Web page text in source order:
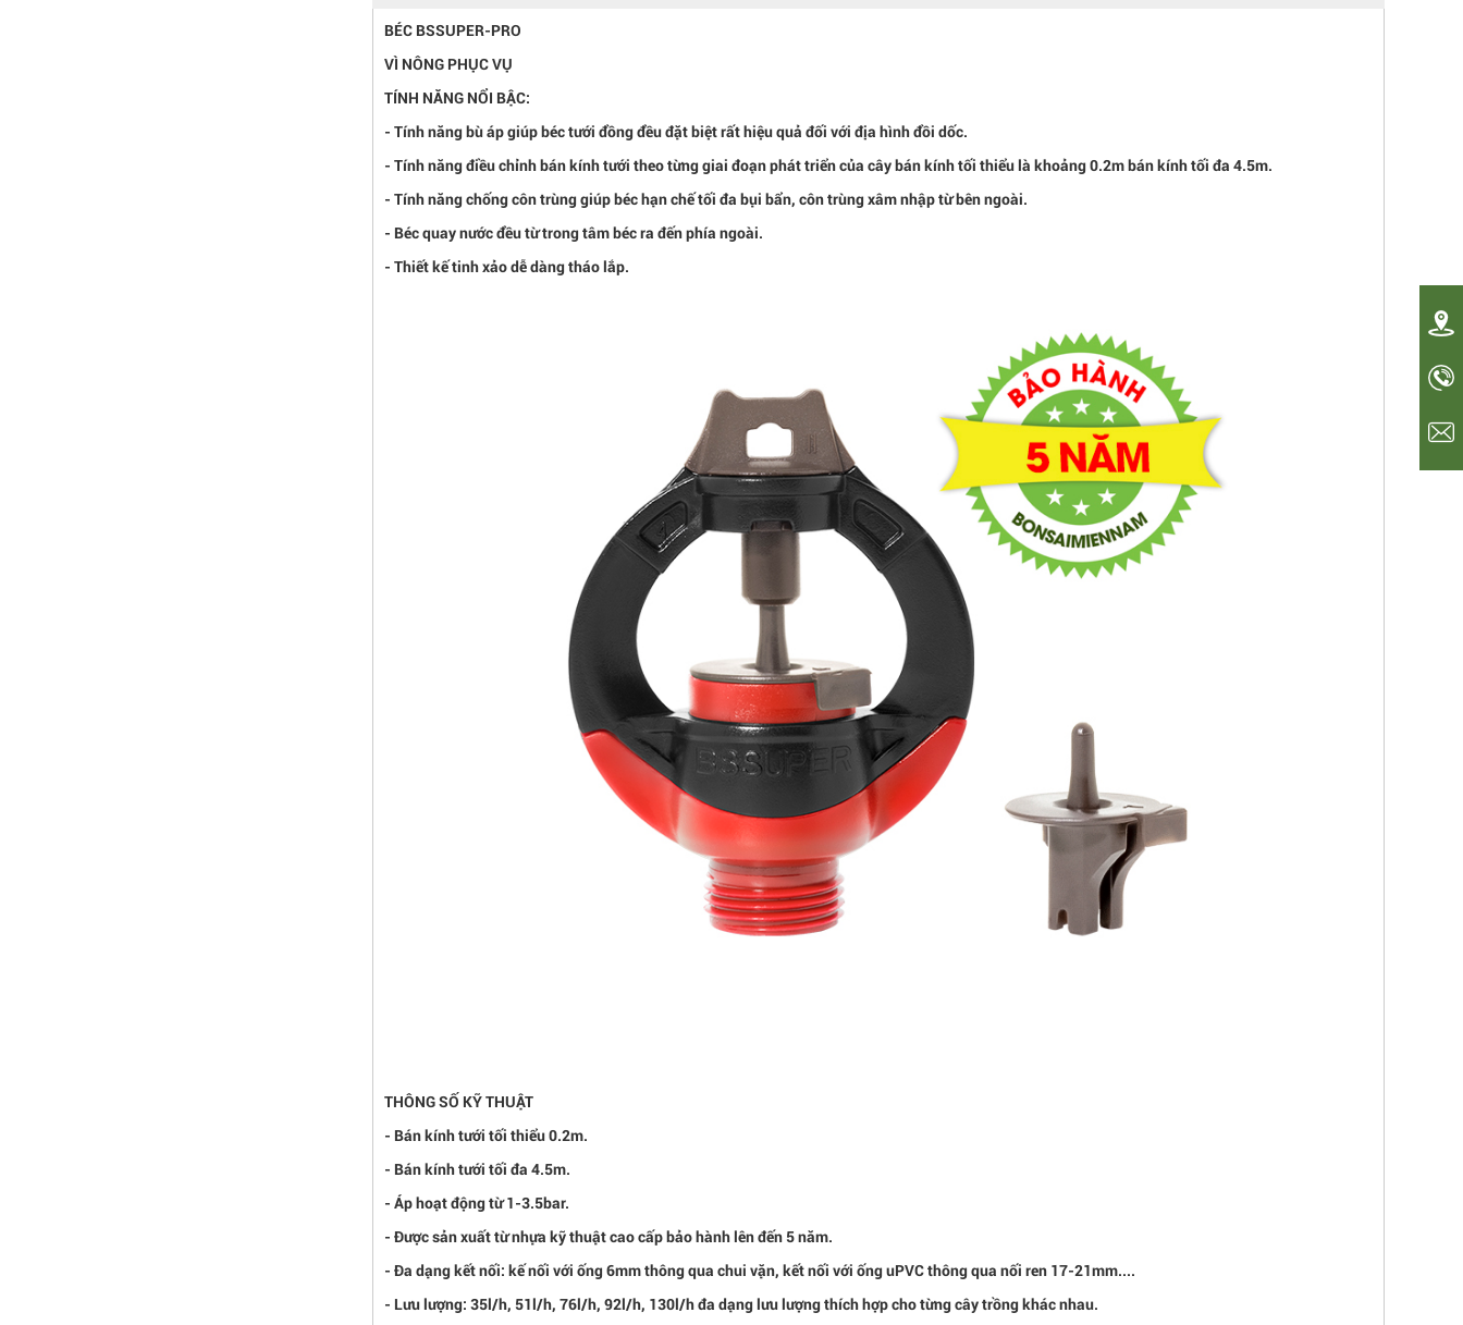
BÉC BSSUPER-PRO
VÌ NÔNG PHỤC VỤ
TÍNH NĂNG NỔI BẬC:
- Tính năng bù áp giúp béc tưới đồng đều đặt biệt rất hiệu quả đối với địa hình đồi dốc.
- Tính năng điều chỉnh bán kính tưới theo từng giai đoạn phát triển của cây bán kính tối thiểu là khoảng 0.2m bán kính tối đa 4.5m.
- Tính năng chống côn trùng giúp béc hạn chế tối đa bụi bẩn, côn trùng xâm nhập từ bên ngoài.
- Béc quay nước đều từ trong tâm béc ra đến phía ngoài.
- Thiết kế tinh xảo dễ dàng tháo lắp.
THÔNG SỐ KỸ THUẬT
- Bán kính tưới tối thiểu 0.2m.
- Bán kính tưới tối đa 4.5m.
- Áp hoạt động từ 1-3.5bar.
- Được sản xuất từ nhựa kỹ thuật cao cấp bảo hành lên đến 5 năm.
- Đa dạng kết nối: kế nối với ống 6mm thông qua chui vặn, kết nối với ống uPVC thông qua nối ren 17-21mm....
- Lưu lượng: 35l/h, 51l/h, 76l/h, 92l/h, 130l/h đa dạng lưu lượng thích hợp cho từng cây trồng khác nhau.